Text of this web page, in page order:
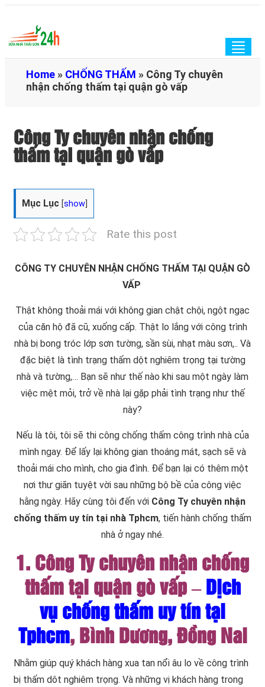
Home » CHỐNG THẤM » Công Ty chuyên
nhận chống thấm tại quận gò vấp
Công Ty chuyên nhận chống
thấm tại quận gò vấp
Mục Lục [show
Rate this post
CÔNG TY CHUYÊN NHẬN CHỐNG THẤM TẠI QUẬN GÒ
VẤP
Thật không thoải mái với không gian chật chội, ngột ngạc
của căn hộ đã cũ, xuống cấp. Thật lo lắng với công trình
nhà bị bong tróc lớp sơn tường, sần sùi, nhạt màu sơn,.. Và
đặc biệt là tình trạng thấm dột nghiêm trọng tại tường
nhà và tường,… Bạn sẽ như thế nào khi sau một ngày làm
việc mệt mỏi, trở về nhà lại gặp phải tình trạng như thế
này?
Nếu là tôi, tôi sẽ thi công chống thấm công trình nhà của
mình ngay. Để lấy lại không gian thoáng mát, sạch sẽ và
thoải mái cho mình, cho gia đình. Để bạn lại có thêm một
nơi thư giãn tuyệt vời sau những bộ bề của công việc
hằng ngày. Hãy cùng tôi đến với Công Ty chuyên nhận
chống thấm uy tín tại nhà Tphcm, tiến hành chống thấm
nhà ở ngay nhé.
1. Công Ty chuyên nhận chống
thấm tại quận gò vấp – Dịch
vụ chống thấm uy tín tại
Tphcm, Bình Dương, Đồng Nai
Nhằm giúp quý khách hàng xua tan nổi âu lo về công trình
bị thấm dôt nghiêm trọng. Và những vị khách hàng trong